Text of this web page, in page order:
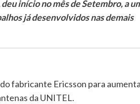
início no mês de Setembro, a
já desenvolvidos nas demais
fabricante Ericsson para
da UNITEL.